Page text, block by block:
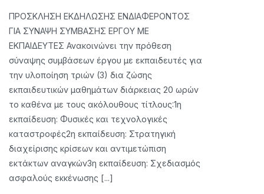
FOR
EXPRESSION
OF
INTEREST
FOR
CONCLUSION
OF
A
PROJECT
CONTRACT
WITH
TRAINERS
ΠΡΟΣΚΛΗΣΗ ΕΚΔΗΛΩΣΗΣ ΕΝΔΙΑΦΕΡΟΝΤΟΣ
ΓΙΑ ΣΥΝΑΨΗ ΣΥΜΒΑΣΗΣ ΕΡΓΟΥ ΜΕ
ΕΚΠΑΙΔΕΥΤΕΣ Ανακοινώνει την πρόθεση
σύναψης συμβάσεων έργου με εκπαιδευτές για
την υλοποίηση τριών (3) δια ζώσης
εκπαιδευτικών μαθημάτων διάρκειας 20 ωρών
το καθένα με τους ακόλουθους τίτλους:1η
εκπαίδευση: Φυσικές και τεχνολογικές
καταστροφές2η εκπαίδευση: Στρατηγική
διαχείρισης κρίσεων και αντιμετώπιση
εκτάκτων αναγκών3η εκπαίδευση: Σχεδιασμός
ασφαλούς εκκένωσης [...]